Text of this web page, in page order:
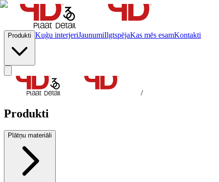
Produkti Kuģu interjeriJaunumiIlgtspējaKas mēs esamKontakti
/
Produkti
Plātņu materiāli